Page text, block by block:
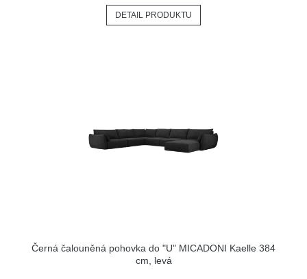
DETAIL PRODUKTU
Černá čalouněná pohovka do "U" MICADONI Kaelle 384
cm, levá